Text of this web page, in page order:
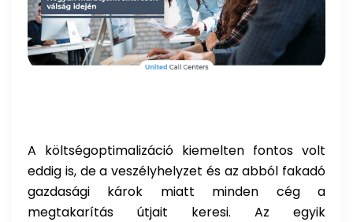
A költségoptimalizáció kiemelten fontos volt
eddig is, de a veszélyhelyzet és az abból fakadó
gazdasági károk miatt minden cég a
megtakarítás útjait keresi. Az egyik